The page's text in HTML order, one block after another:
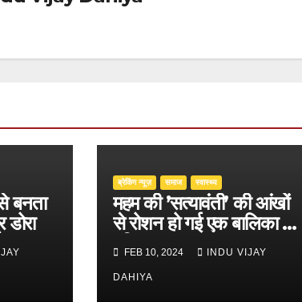
बनता
ब्रेकिंग न्यूज़ समाज स्वास्थ्य
महम की ’सत्यावंती’ की आंखों
से रोशन हो गई एक बालिका की
दुनिया
FEB 10, 2024 INDU VIJAY
DAHIYA